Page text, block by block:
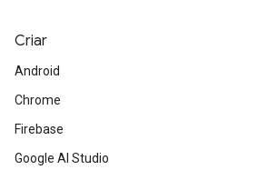
Criar
Android
Chrome
Firebase
Google AI Studio